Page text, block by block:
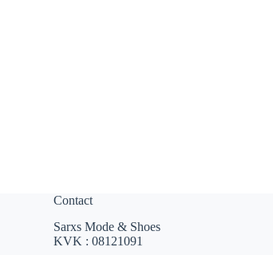
Contact
Sarxs Mode & Shoes
KVK : 08121091